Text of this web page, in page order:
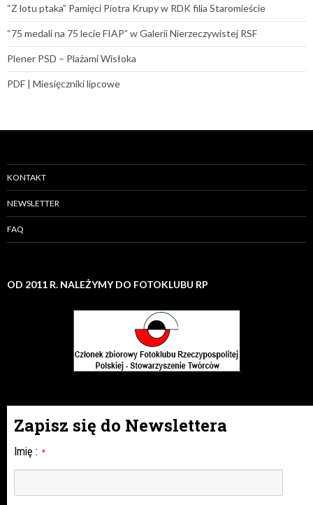
“Z lotu ptaka” Pamięci Piotra Krupy w RDK filia Staromieście
“75 medali na 75 lecie FIAP” w Galerii Nierzeczywistej RSF
Plener PSD – Plażami Wisłoka
PDF | Miesięczniki lipcowe
KONTAKT
NEWSLETTER
FAQ
OD 2011 R. NALEŻYMY DO FOTOKLUBU RP
Zapisz się do Newslettera
Imię : *